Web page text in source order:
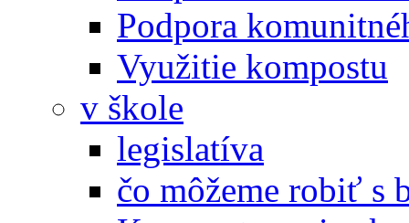
Podpora
Využitie kompostu
v škole
legislatíva
čo môžeme robiť s